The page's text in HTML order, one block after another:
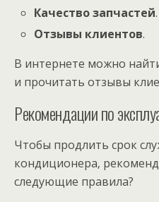
Качество запчастей.
Отзывы клиентов.
В интернете можно
и прочитать отзывы
Рекомендации по
Чтобы продлить срок
кондиционера‚
следующие правила?